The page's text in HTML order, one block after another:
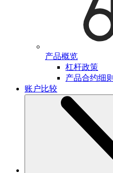
产品概览
杠杆政策
产品合约细则
账户比较